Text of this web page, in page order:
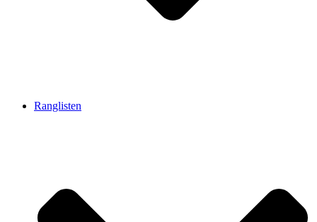
Ranglisten